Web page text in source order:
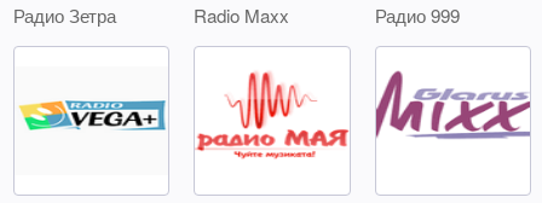
Радио Зетра Radio Maxx Радио 999